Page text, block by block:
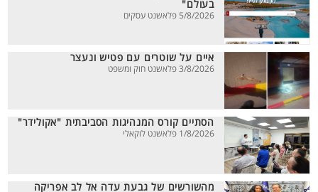
בעולם"
5/8/2026 פלאשנט עסקים
איים על שוטרים עם פטיש ונעצר
3/8/2026 פלאשנט חוק ומשפט
הסתיים קורס המנהיגות הסביבתית "אקולידר"
1/8/2026 פלאשנט לוקאלי
מהשורשים של גבעת עדה אל לב אפריקה